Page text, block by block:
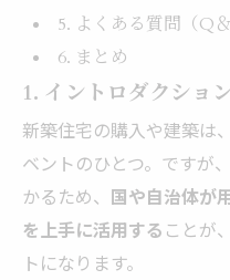
5. よくある質問（Q＆
6. まとめ
1. イントロダクション
新築住宅の購入や建築は
ベントのひとつ。ですが
かるため、 国や自治体が
を上手に活用する ことが
トになります。